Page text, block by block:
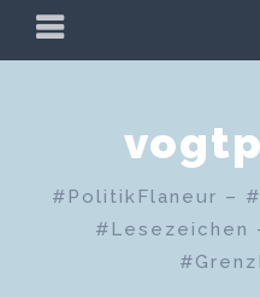
Zum
PRIMÄRES
MENÜ
#PolitikFlaneur –
#Lesezeichen